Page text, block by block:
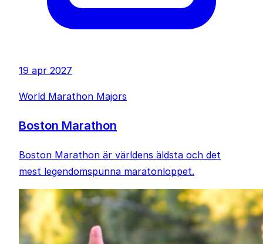
19 apr 2027
World Marathon Majors
Boston Marathon
Boston Marathon är världens äldsta och det
mest legendomspunna maratonloppet.